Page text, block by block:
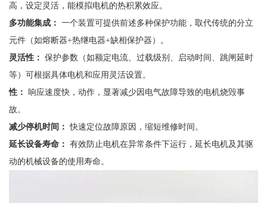
高，设定灵活，能模拟电机的热积累效应。
多功能集成： 一个装置可提供前述多种保护功能，取代传统的分立
元件（如熔断器+热继电器+缺相保护器）。
灵活性： 保护参数（如额定电流、过载级别、启动时间、跳闸延时
等）可根据具体电机和应用灵活设置。
性： 响应速度快，动作，显著减少因电气故障导致的电机烧毁事
故。
减少停机时间： 快速定位故障原因，缩短维修时间。
延长设备寿命： 有效防止电机在异常条件下运行，延长电机及其驱
动的机械设备的使用寿命。